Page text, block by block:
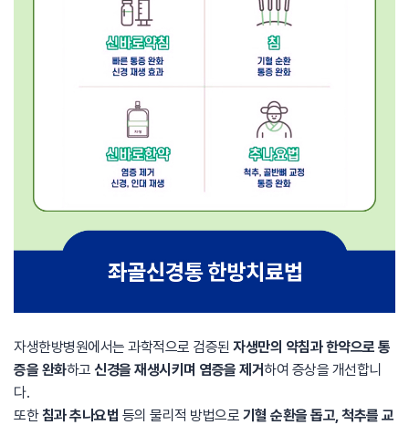
자생한방병원에서는 과학적으로 검증된 자생만의 약침과 한약으로 통
증을 완화하고 신경을 재생시키며 염증을 제거하여 증상을 개선합니
다.
또한침과 추나요법 등의 물리적 방법으로 기혈 순환을 돕고, 척추를 교